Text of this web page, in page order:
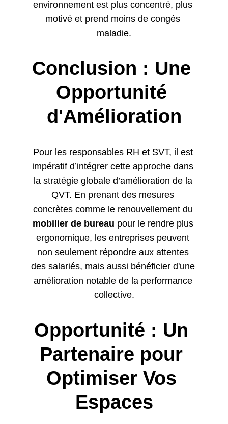
environnement est plus concentré, plus
motivé et prend moins de congés
maladie.
Conclusion : Une
Opportunité
d'Amélioration
Pour les responsables RH et SVT, il est
impératif d’intégrer cette approche dans
la stratégie globale d’amélioration de la
QVT. En prenant des mesures
concrètes comme le renouvellement du
mobilier de bureau pour le rendre plus
ergonomique, les entreprises peuvent
non seulement répondre aux attentes
des salariés, mais aussi bénéficier d'une
amélioration notable de la performance
collective.
Opportunité : Un
Partenaire pour
Optimiser Vos
Espaces